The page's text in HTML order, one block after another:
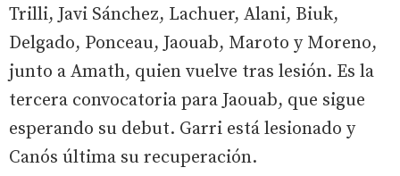
Trilli, Javi Sánchez, Lachuer, Alani, Biuk,
Delgado, Ponceau, Jaouab, Maroto y Moreno,
junto a Amath, quien vuelve tras lesión. Es la
tercera convocatoria para Jaouab, que sigue
esperando su debut. Garri está lesionado y
Canós última su recuperación.